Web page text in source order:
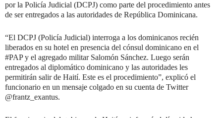
por la Policía Judicial (DCPJ) como parte del procedimiento antes
de ser entregados a las autoridades de República Dominicana.
“El DCPJ (Policía Judicial) interroga a los dominicanos recién
liberados en su hotel en presencia del cónsul dominicano en el
#PAP y el agregado militar Salomón Sánchez. Luego serán
entregados al diplomático dominicano y las autoridades les
permitirán salir de Haití. Este es el procedimiento”, explicó el
funcionario en un mensaje colgado en su cuenta de Twitter
@frantz_exantus.